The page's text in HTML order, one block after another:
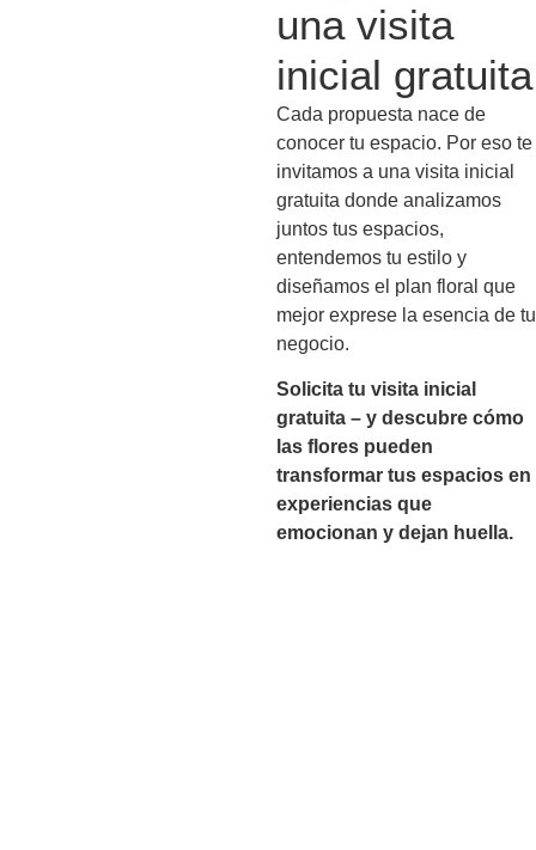
una visita
inicial gratuita
Cada propuesta nace de
conocer tu espacio. Por eso te
invitamos a una visita inicial
gratuita donde analizamos
juntos tus espacios,
entendemos tu estilo y
diseñamos el plan floral que
mejor exprese la esencia de tu
negocio.
Solicita tu visita inicial
gratuita – y descubre cómo
las flores pueden
transformar tus espacios en
experiencias que
emocionan y dejan huella.